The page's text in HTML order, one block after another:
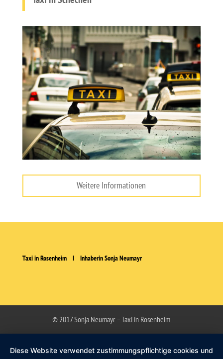
Weitere Informationen
Taxi in Rosenheim I Inhaberin Sonja Neumayr
© 2017 Sonja Neumayr – Taxi in Rosenheim
Diese Website verwendet zustimmungspflichtige cookies und